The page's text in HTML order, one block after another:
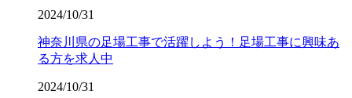
2024/10/31
神奈川県の足場工事で活躍しよう！足場工事に興味あ
る方を求人中
2024/10/31